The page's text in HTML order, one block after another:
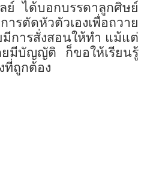
ย์ ได้บอกบรรดาลูกศิษย์
ตัดหัวตัวเองเพื่อถวาย
มีการสั่งสอนให้ทำ แม้แต่
ยมีบัญญัติ ก็ขอให้เรียนรู้
ที่ถูกต้อง